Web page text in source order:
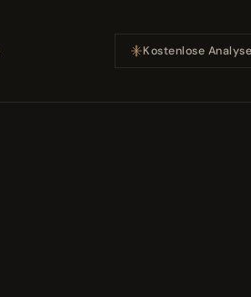
Kostenlose Analyse